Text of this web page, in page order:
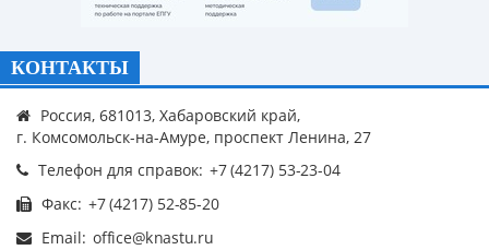
КОНТАКТЫ
Россия, 681013, Хабаровский край,
г. Комсомольск-на-Амуре, проспект Ленина, 27
Телефон для справок:
Факс:
Email: